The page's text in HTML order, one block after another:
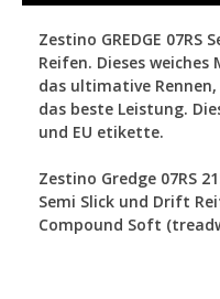
Zestino GREDGE 07RS
Reifen. Dieses weiches
das ultimative
das beste Leistung.
und EU etikette.
Zestino Gredge 07RS
Semi Slick und Drift
Compound Soft